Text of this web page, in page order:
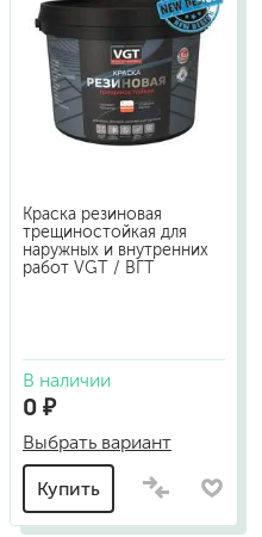
Краска резиновая
трещиностойкая для
наружных и внутренних
работ VGT / ВГТ
В наличии
0 ₽
Выбрать вариант
Купить